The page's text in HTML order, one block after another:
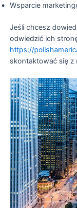
Wsparcie
Jeśli chcesz
odwiedzić ich
https://
skontaktować się z